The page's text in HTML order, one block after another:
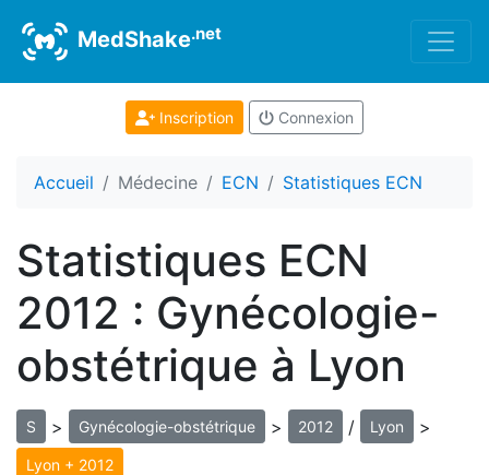
MedShake.net
Inscription Connexion
Accueil Médecine ECN Statistiques ECN
Statistiques ECN
2012 : Gynécologie-
obstétrique à Lyon
S > Gynécologie-obstétrique > 2012 / Lyon >
Lyon + 2012